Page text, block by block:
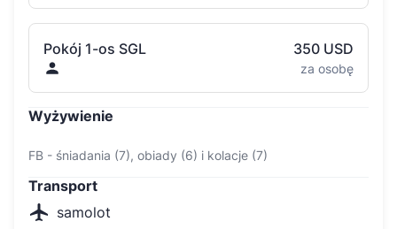
Pokój 1-os SGL 350 USD
za osobę
Wyżywienie
FB - śniadania (7), obiady (6) i kolacje (7)
Transport
samolot